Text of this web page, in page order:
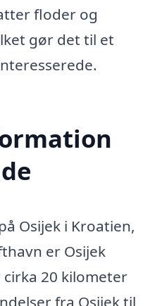
floder og
gør det til et
Osijek i Kroatien,
er Osijek
20 kilometer
fra Osijek til